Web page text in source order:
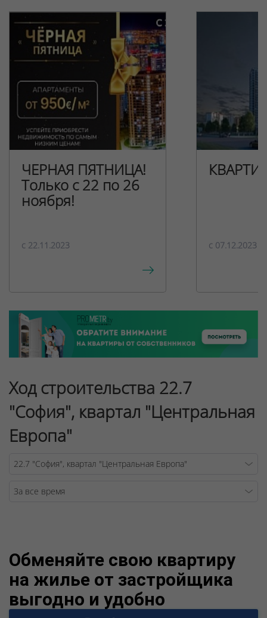
ЧЕРНАЯ ПЯТНИЦА!
Только с 22 по 26
ноября!
c 22.11.2023 c 07.12.2023
Ход строительства 22.7
"София", квартал "Центральная
Европа"
Обменяйте свою квартиру
на жилье от застройщика
выгодно и удобно